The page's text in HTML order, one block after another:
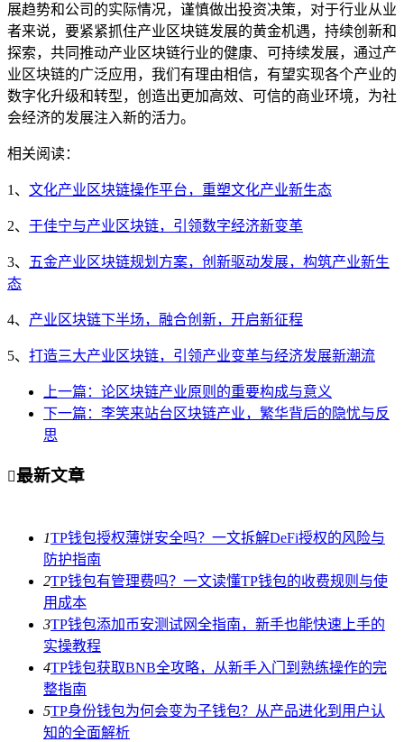
展趋势和公司的实际情况，谨慎做出投资决策，对于行业从业
者来说，要紧紧抓住产业区块链发展的黄金机遇，持续创新和
探索，共同推动产业区块链行业的健康、可持续发展，通过产
业区块链的广泛应用，我们有理由相信，有望实现各个产业的
数字化升级和转型，创造出更加高效、可信的商业环境，为社
会经济的发展注入新的活力。
相关阅读：
1、 文化产业区块链操作平台，重塑文化产业新生态
2、 于佳宁与产业区块链，引领数字经济新变革
3、
五金产业区块链规划方案，创新驱动发展，构筑产业新生
态
4、 产业区块链下半场，融合创新，开启新征程
5、 打造三大产业区块链，引领产业变革与经济发展新潮流
上一篇：论区块链产业原则的重要构成与意义
下一篇：李笑来站台区块链产业，繁华背后的隐忧与反
思
最新文章
1TP钱包授权薄饼安全吗？一文拆解DeFi授权的风险与
防护指南
2TP钱包有管理费吗？一文读懂TP钱包的收费规则与使
用成本
3TP钱包添加币安测试网全指南，新手也能快速上手的
实操教程
4TP钱包获取BNB全攻略，从新手入门到熟练操作的完
整指南
5TP身份钱包为何会变为子钱包？从产品进化到用户认
知的全面解析